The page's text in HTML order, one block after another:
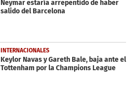
Neymar estaría arrepentido de haber
salido del Barcelona
INTERNACIONALES
Keylor Navas y Gareth Bale, baja ante el
Tottenham por la Champions League